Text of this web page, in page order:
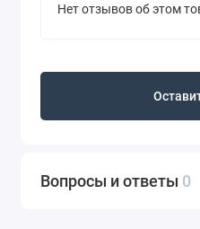
Нет отзывов об этом
Вопросы и ответы 0